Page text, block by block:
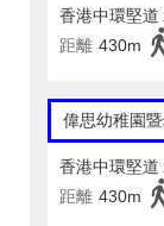
香港中環堅道
距離 430m
偉思幼稚園
香港中環堅
距離 430m